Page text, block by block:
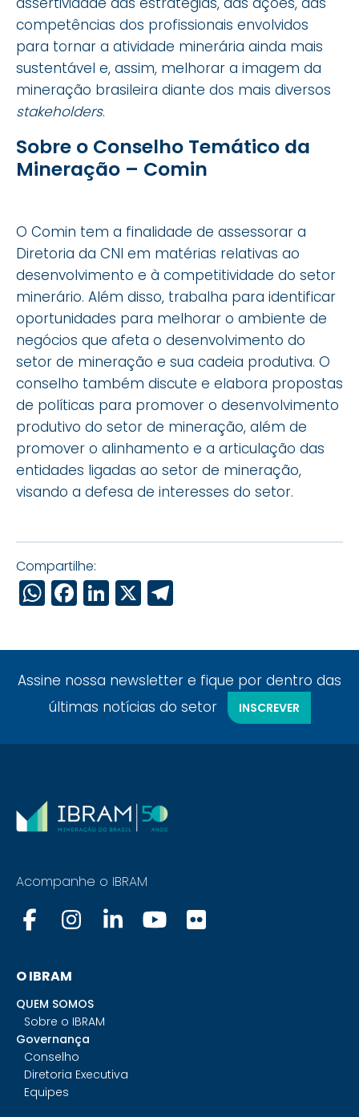
competências dos profissionais envolvidos
para tornar a atividade minerária ainda mais
sustentável e, assim, melhorar a imagem da
mineração brasileira diante dos mais diversos
stakeholders.
Sobre o Conselho Temático da
Mineração – Comin
O Comin tem a finalidade de assessorar a
Diretoria da CNI em matérias relativas ao
desenvolvimento e à competitividade do setor
minerário. Além disso, trabalha para identificar
oportunidades para melhorar o ambiente de
negócios que afeta o desenvolvimento do
setor de mineração e sua cadeia produtiva. O
conselho também discute e elabora propostas
de políticas para promover o desenvolvimento
produtivo do setor de mineração, além de
promover o alinhamento e a articulação das
entidades ligadas ao setor de mineração,
visando a defesa de interesses do setor.
Compartilhe:
WhatsApp
Facebook
LinkedIn
X
Assine nossa newsletter e fique por dentro das
últimas notícias do setor
INSCREVER
Acompanhe o IBRAM
O IBRAM
QUEM SOMOS
Sobre o IBRAM
Governança
Conselho
Diretoria Executiva
Equipes